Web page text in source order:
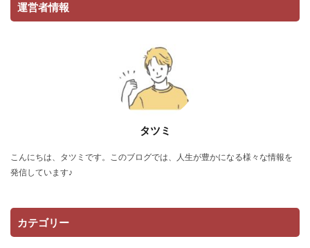
運営者情報
タツミ
こんにちは、タツミです。このブログでは、人生が豊かになる様々な情報を
発信しています♪
カテゴリー